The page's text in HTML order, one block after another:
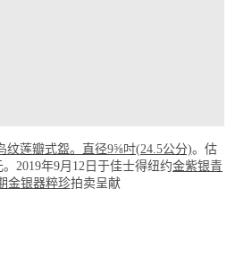
纹莲瓣式盌。直径9⅝吋(24.5公分)。估
2019年9月12日于佳士得纽约金紫银青
金银器粹珍拍卖呈献